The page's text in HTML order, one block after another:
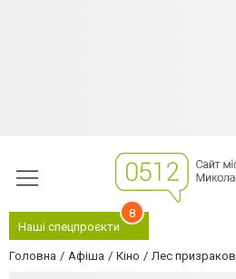
Наші спецпроєкти
8
Головна Афіша Кіно Лес призраков